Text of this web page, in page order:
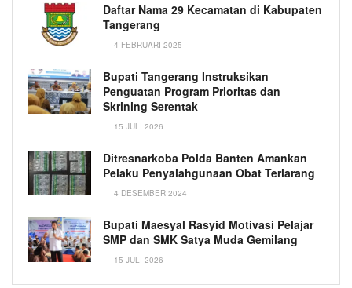
Daftar Nama 29 Kecamatan di Kabupaten
Tangerang
4 FEBRUARI 2025
Bupati Tangerang Instruksikan
Penguatan Program Prioritas dan
Skrining Serentak
15 JULI 2026
Ditresnarkoba Polda Banten Amankan
Pelaku Penyalahgunaan Obat Terlarang
4 DESEMBER 2024
Bupati Maesyal Rasyid Motivasi Pelajar
SMP dan SMK Satya Muda Gemilang
15 JULI 2026